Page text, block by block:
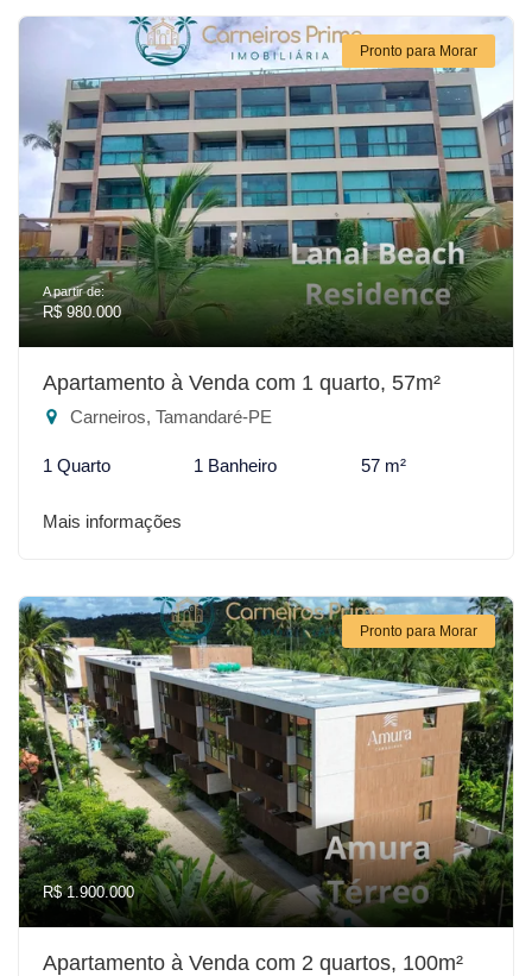
Pronto para Morar
A partir de:
R$ 980.000
Apartamento à Venda com 1 quarto, 57m²
Carneiros, Tamandaré-PE
1 Quarto 1 Banheiro 57 m²
Mais informações
Pronto para Morar
R$ 1.900.000
Apartamento à Venda com 2 quartos, 100m²